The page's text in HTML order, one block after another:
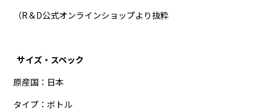
（R＆D公式オンラインショップより抜粋
サイズ・スペック
原産国：日本
タイプ：ボトル